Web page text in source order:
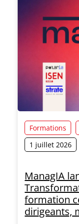
Formations
1 juillet 2026
ManagIA
formation
dirigeants,